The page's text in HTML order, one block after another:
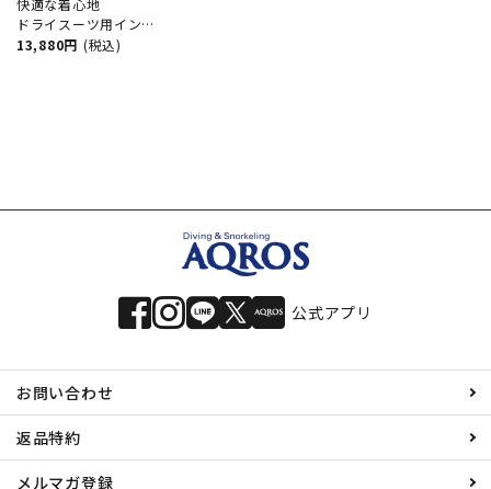
快適な着心地
ドライスーツ用インナ
ーパンツ World Dive /
13,880円 (税込)
公式アプリ
お問い合わせ
返品特約
メルマガ登録